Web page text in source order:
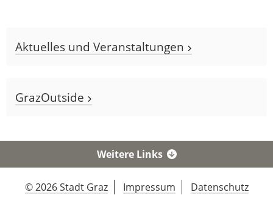
Aktuelles und Veranstaltungen
GrazOutside
Weitere Links
© 2026 Stadt Graz Impressum Datenschutz